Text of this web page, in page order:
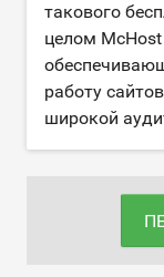
такового
целом
работу
широкой